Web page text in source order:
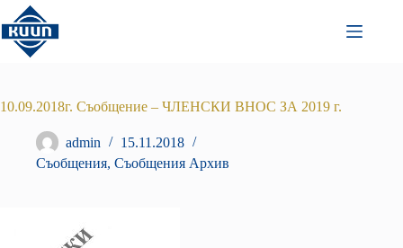
Преминаване
към
съдържанието
10.09.2018г. Съобщение – ЧЛЕНСКИ ВНОС ЗА 2019 г.
admin
15.11.2018
Съобщения, Съобщения Архив